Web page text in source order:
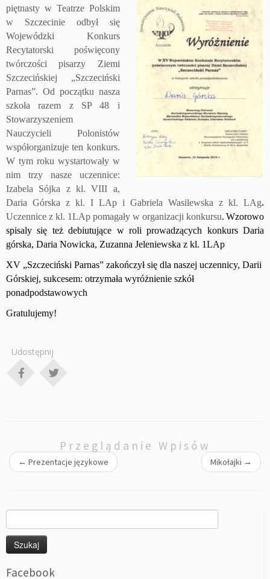
piętnasty w Teatrze Polskim
w Szczecinie odbył się
Wojewódzki Konkurs
Recytatorski poświęcony
twórczości pisarzy Ziemi
Szczecińskiej „Szczeciński
Parnas”. Od początku nasza
szkoła razem z SP 48 i
Stowarzyszeniem
Nauczycieli Polonistów
współorganizuje ten konkurs.
W tym roku wystartowały w
nim trzy nasze uczennice:
Izabela Sójka z kl. VIII a,
Daria Górska z kl. I LAp i Gabriela Wasilewska z kl. LAg.
Uczennice z kl. 1LAp pomagały w organizacji konkursu. Wzorowo
spisaly się też debiutujące w roli prowadzących konkurs Daria
górska, Daria Nowicka, Zuzanna Jeleniewska z kl. 1LAp
XV „Szczeciński Parnas” zakończył się dla naszej uczennicy, Darii
Górskiej, sukcesem: otrzymała wyróżnienie szkół
ponadpodstawowych
Gratulujemy!
Udostępnij
Przeglądanie Wpisów
← Prezentacje językowe Mikołajki →
Facebook